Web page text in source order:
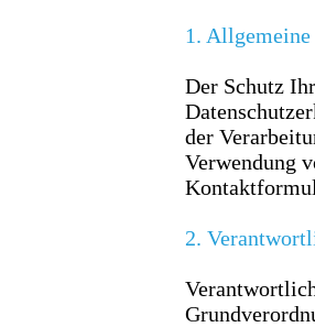
1.
Der Schutz
der
Verwendung
2.